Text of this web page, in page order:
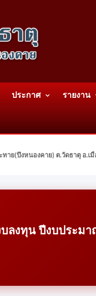
ประกาศ รายงาน
ทาย(บึงหนองคาย) ต.วัดธาตุ อ.
ลงทุน ปีงบประม